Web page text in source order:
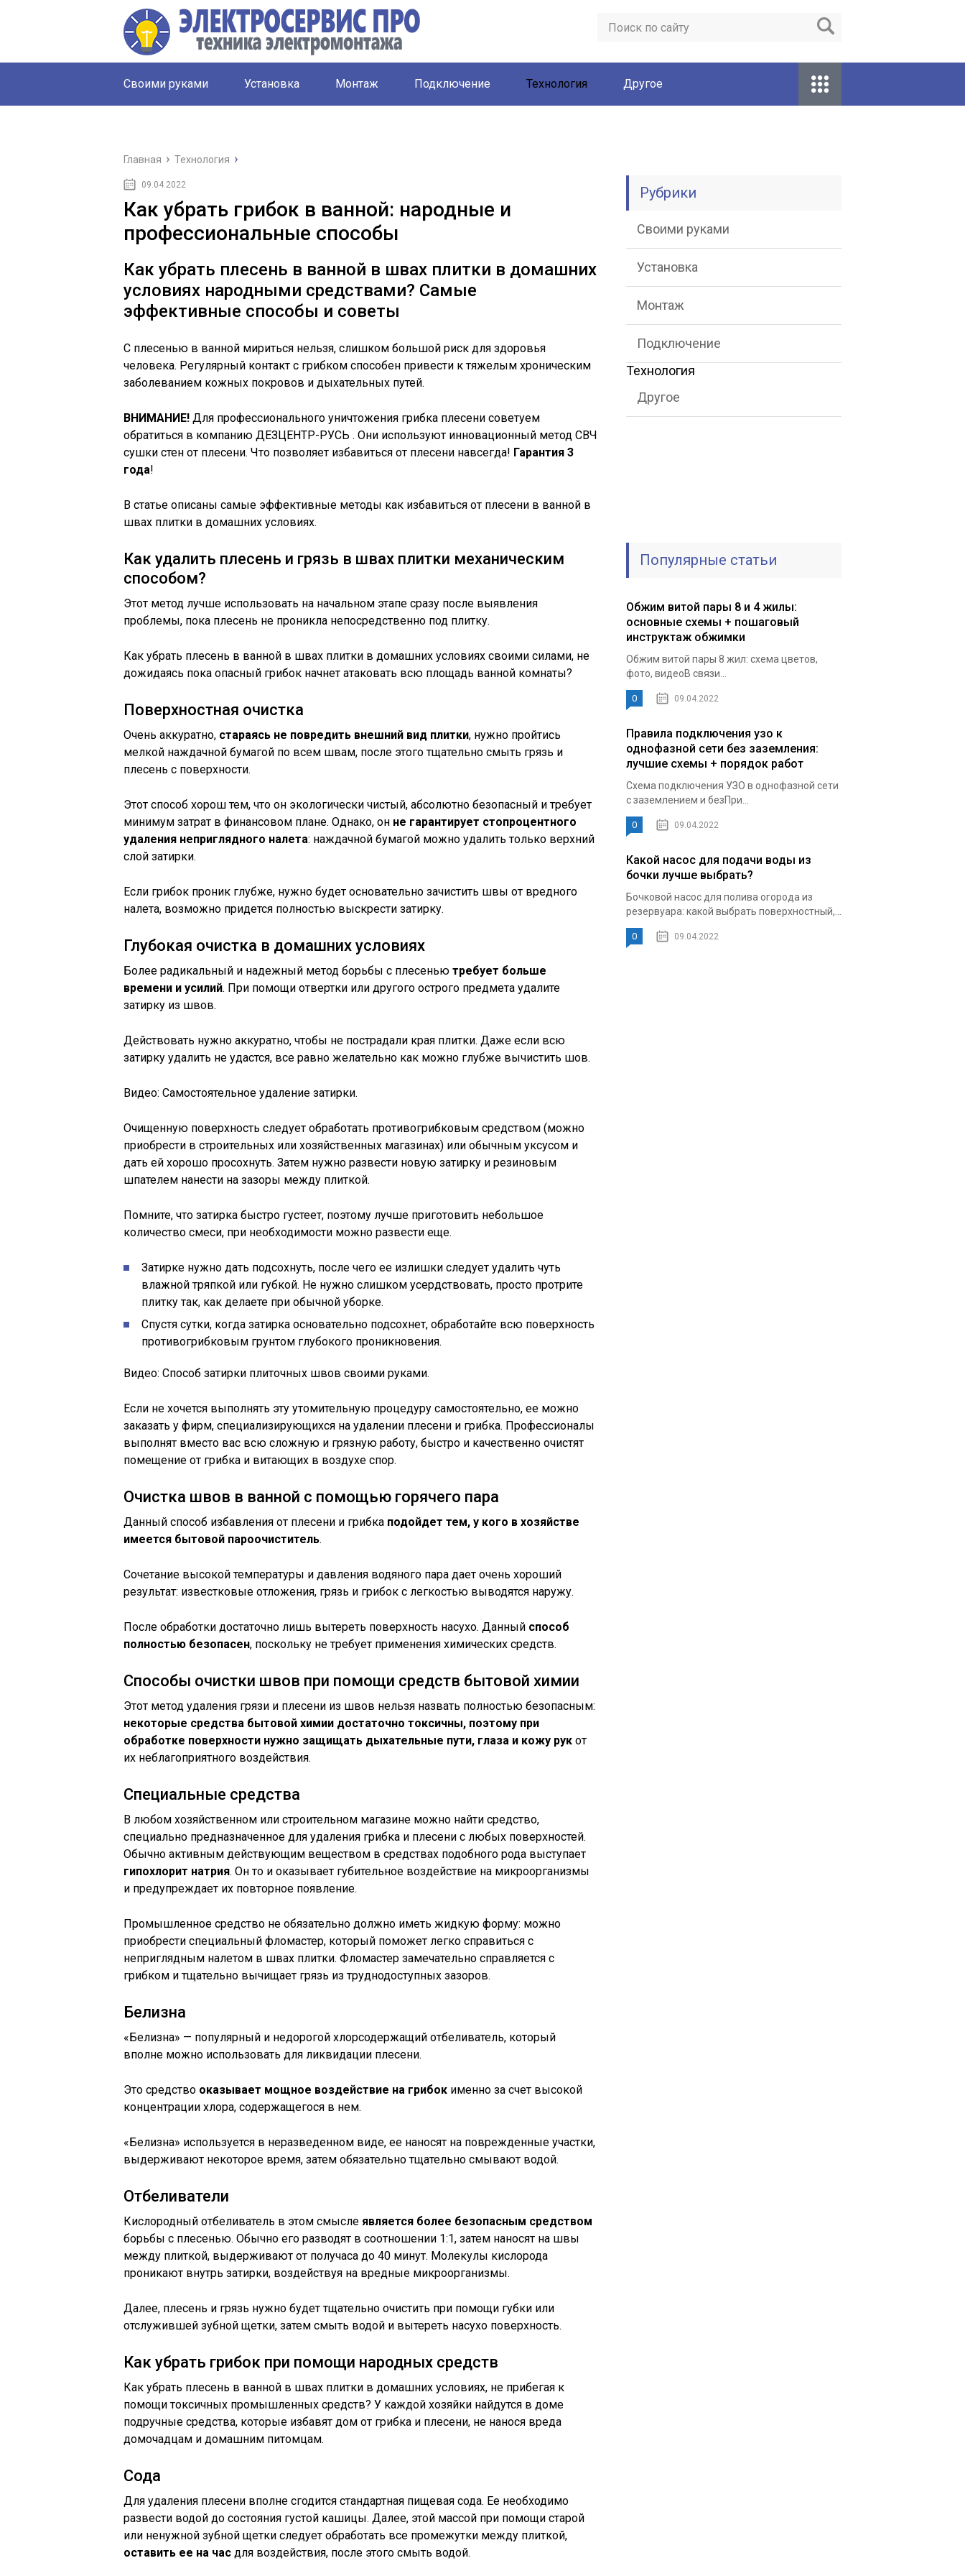
Своими руками Установка Монтаж Подключение Технология Другое
Главная Технология
09.04.2022
Как убрать грибок в ванной: народные и
профессиональные способы
Как убрать плесень в ванной в швах плитки в домашних
условиях народными средствами? Самые
эффективные способы и советы
С плесенью в ванной мириться нельзя, слишком большой риск для здоровья
человека. Регулярный контакт с грибком способен привести к тяжелым хроническим
заболеванием кожных покровов и дыхательных путей.
ВНИМАНИЕ! Для профессионального уничтожения грибка плесени советуем
обратиться в компанию ДЕЗЦЕНТР-РУСЬ . Они используют инновационный метод СВЧ
сушки стен от плесени. Что позволяет избавиться от плесени навсегда! Гарантия 3
года!
В статье описаны самые эффективные методы как избавиться от плесени в ванной в
швах плитки в домашних условиях.
Как удалить плесень и грязь в швах плитки механическим
способом?
Этот метод лучше использовать на начальном этапе сразу после выявления
проблемы, пока плесень не проникла непосредственно под плитку.
Как убрать плесень в ванной в швах плитки в домашних условиях своими силами, не
дожидаясь пока опасный грибок начнет атаковать всю площадь ванной комнаты?
Поверхностная очистка
Очень аккуратно, стараясь не повредить внешний вид плитки, нужно пройтись
мелкой наждачной бумагой по всем швам, после этого тщательно смыть грязь и
плесень с поверхности.
Этот способ хорош тем, что он экологически чистый, абсолютно безопасный и требует
минимум затрат в финансовом плане. Однако, он не гарантирует стопроцентного
удаления неприглядного налета: наждачной бумагой можно удалить только верхний
слой затирки.
Если грибок проник глубже, нужно будет основательно зачистить швы от вредного
налета, возможно придется полностью выскрести затирку.
Глубокая очистка в домашних условиях
Более радикальный и надежный метод борьбы с плесенью требует больше
времени и усилий. При помощи отвертки или другого острого предмета удалите
затирку из швов.
Действовать нужно аккуратно, чтобы не пострадали края плитки. Даже если всю
затирку удалить не удастся, все равно желательно как можно глубже вычистить шов.
Видео: Самостоятельное удаление затирки.
Очищенную поверхность следует обработать противогрибковым средством (можно
приобрести в строительных или хозяйственных магазинах) или обычным уксусом и
дать ей хорошо просохнуть. Затем нужно развести новую затирку и резиновым
шпателем нанести на зазоры между плиткой.
Помните, что затирка быстро густеет, поэтому лучше приготовить небольшое
количество смеси, при необходимости можно развести еще.
Затирке нужно дать подсохнуть, после чего ее излишки следует удалить чуть
влажной тряпкой или губкой. Не нужно слишком усердствовать, просто протрите
плитку так, как делаете при обычной уборке.
Спустя сутки, когда затирка основательно подсохнет, обработайте всю поверхность
противогрибковым грунтом глубокого проникновения.
Видео: Способ затирки плиточных швов своими руками.
Если не хочется выполнять эту утомительную процедуру самостоятельно, ее можно
заказать у фирм, специализирующихся на удалении плесени и грибка. Профессионалы
выполнят вместо вас всю сложную и грязную работу, быстро и качественно очистят
помещение от грибка и витающих в воздухе спор.
Очистка швов в ванной с помощью горячего пара
Данный способ избавления от плесени и грибка подойдет тем, у кого в хозяйстве
имеется бытовой пароочиститель.
Сочетание высокой температуры и давления водяного пара дает очень хороший
результат: известковые отложения, грязь и грибок с легкостью выводятся наружу.
После обработки достаточно лишь вытереть поверхность насухо. Данный способ
полностью безопасен, поскольку не требует применения химических средств.
Способы очистки швов при помощи средств бытовой химии
Этот метод удаления грязи и плесени из швов нельзя назвать полностью безопасным:
некоторые средства бытовой химии достаточно токсичны, поэтому при
обработке поверхности нужно защищать дыхательные пути, глаза и кожу рук от
их неблагоприятного воздействия.
Специальные средства
В любом хозяйственном или строительном магазине можно найти средство,
специально предназначенное для удаления грибка и плесени с любых поверхностей.
Обычно активным действующим веществом в средствах подобного рода выступает
гипохлорит натрия. Он то и оказывает губительное воздействие на микроорганизмы
и предупреждает их повторное появление.
Промышленное средство не обязательно должно иметь жидкую форму: можно
приобрести специальный фломастер, который поможет легко справиться с
неприглядным налетом в швах плитки. Фломастер замечательно справляется с
грибком и тщательно вычищает грязь из труднодоступных зазоров.
Белизна
«Белизна» — популярный и недорогой хлорсодержащий отбеливатель, который
вполне можно использовать для ликвидации плесени.
Это средство оказывает мощное воздействие на грибок именно за счет высокой
концентрации хлора, содержащегося в нем.
«Белизна» используется в неразведенном виде, ее наносят на поврежденные участки,
выдерживают некоторое время, затем обязательно тщательно смывают водой.
Отбеливатели
Кислородный отбеливатель в этом смысле является более безопасным средством
борьбы с плесенью. Обычно его разводят в соотношении 1:1, затем наносят на швы
между плиткой, выдерживают от получаса до 40 минут. Молекулы кислорода
проникают внутрь затирки, воздействуя на вредные микроорганизмы.
Далее, плесень и грязь нужно будет тщательно очистить при помощи губки или
отслужившей зубной щетки, затем смыть водой и вытереть насухо поверхность.
Как убрать грибок при помощи народных средств
Как убрать плесень в ванной в швах плитки в домашних условиях, не прибегая к
помощи токсичных промышленных средств? У каждой хозяйки найдутся в доме
подручные средства, которые избавят дом от грибка и плесени, не нанося вреда
домочадцам и домашним питомцам.
Сода
Для удаления плесени вполне сгодится стандартная пищевая сода. Ее необходимо
развести водой до состояния густой кашицы. Далее, этой массой при помощи старой
или ненужной зубной щетки следует обработать все промежутки между плиткой,
оставить ее на час для воздействия, после этого смыть водой.
Рубрики
Своими руками
Установка
Монтаж
Подключение
Технология
Другое
Популярные статьи
Обжим витой пары 8 и 4 жилы:
основные схемы + пошаговый
инструктаж обжимки
Обжим витой пары 8 жил: схема цветов,
фото, видеоВ связи...
0 09.04.2022
Правила подключения узо к
однофазной сети без заземления:
лучшие схемы + порядок работ
Схема подключения УЗО в однофазной сети
с заземлением и безПри...
0 09.04.2022
Какой насос для подачи воды из
бочки лучше выбрать?
Бочковой насос для полива огорода из
резервуара: какой выбрать поверхностный,...
0 09.04.2022